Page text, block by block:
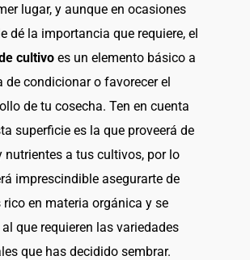
lugar, y aunque en ocasiones
dé la importancia que requiere, el
cultivo es un elemento básico a
de condicionar o favorecer el
de tu cosecha. Ten en cuenta
superficie es la que proveerá de
nutrientes a tus cultivos, por lo
imprescindible asegurarte de
rico en materia orgánica y se
que requieren las variedades
que has decidido sembrar.